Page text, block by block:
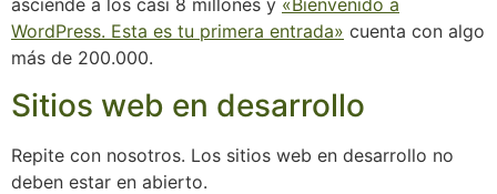
asciende a los casi 8 millones y «Bienvenido a
WordPress. Esta es tu primera entrada» cuenta con algo
más de 200.000.
Sitios web en desarrollo
Repite con nosotros. Los sitios web en desarrollo no
deben estar en abierto.